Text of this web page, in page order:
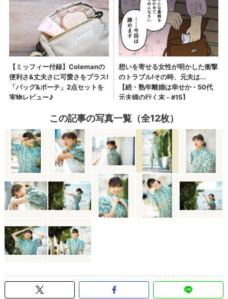
この記事の写真一覧（全12枚）